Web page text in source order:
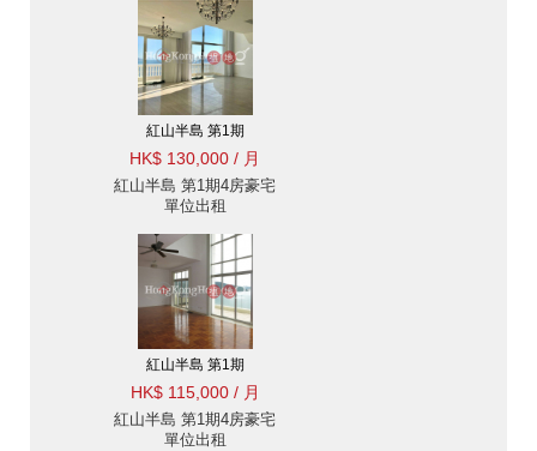
紅山半島 第1期
HK$ 130,000 / 月
紅山半島 第1期4房豪宅
單位出租
紅山半島 第1期
HK$ 115,000 / 月
紅山半島 第1期4房豪宅
單位出租